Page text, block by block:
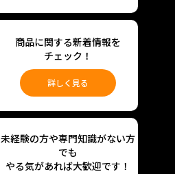
商品に関する新着情報を
チェック！
詳しく見る
未経験の方や専門知識がない方
でも
やる気があれば大歓迎です！